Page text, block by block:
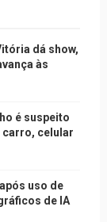
dá show,
às
é suspeito
carro, celular
uso de
de IA